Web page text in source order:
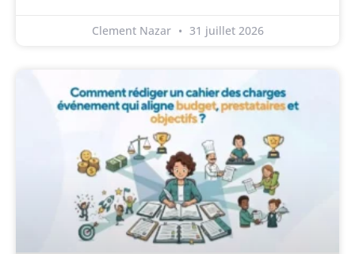
Clement Nazar 31 juillet 2026